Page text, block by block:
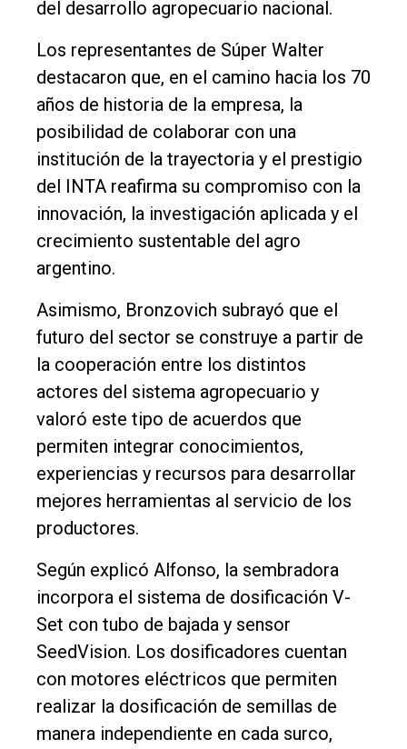
del desarrollo agropecuario nacional.
Los representantes de Súper Walter
destacaron que, en el camino hacia los 70
años de historia de la empresa, la
posibilidad de colaborar con una
institución de la trayectoria y el prestigio
del INTA reafirma su compromiso con la
innovación, la investigación aplicada y el
crecimiento sustentable del agro
argentino.
Asimismo, Bronzovich subrayó que el
futuro del sector se construye a partir de
la cooperación entre los distintos
actores del sistema agropecuario y
valoró este tipo de acuerdos que
permiten integrar conocimientos,
experiencias y recursos para desarrollar
mejores herramientas al servicio de los
productores.
Según explicó Alfonso, la sembradora
incorpora el sistema de dosificación V-
Set con tubo de bajada y sensor
SeedVision. Los dosificadores cuentan
con motores eléctricos que permiten
realizar la dosificación de semillas de
manera independiente en cada surco,